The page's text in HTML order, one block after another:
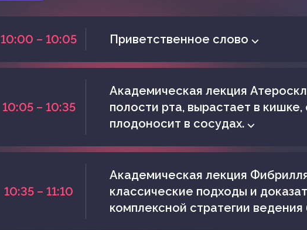
10:00 – 10:05 Приветственное слово ⌵
10:05 – 10:35
Академическая лекция
полости рта, вырастает в кишке,
плодоносит в сосудах. ⌵
10:35 – 11:10
Академическая лекция
классические подходы и
комплексной стратегии ведения